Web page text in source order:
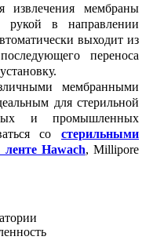
извлечения мембраны
рукой в направлении
выходит из
переноса
мембранными
для стерильной
и промышленных
со стерильными
Hawach, Millipore